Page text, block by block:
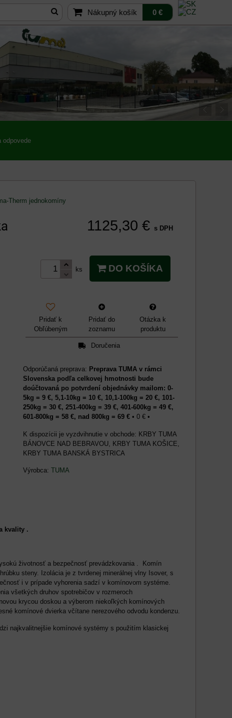
Nákupný košík 0 €
odpovede
Therm jednokomíny
1125,30 € s DPH
ks DO KOŠÍKA
Pridať k
Obľúbeným
Pridať do
zoznamu
Otázka k
produktu
Doručenia
Preprava TUMA v rámci
Slovenska podľa celkovej hmotnosti bude
doúčtovaná po potvrdení objednávky mailom: 0-
5kg = 9 €, 5,1-10kg = 10 €, 10,1-100kg = 20 €, 101-
250kg = 30 €, 251-400kg = 39 €, 401-600kg = 49 €,
601-800kg = 58 €, nad 800kg = 69 € • 0 € •
KRBY TUMA
BÁNOVCE NAD BEBRAVOU, KRBY TUMA KOŠICE,
KRBY TUMA BANSKÁ BYSTRICA
Výrobca: TUMA
kvality .
životnosť a bezpečnosť prevádzkovania . Komín
steny. Izolácia je z tvrdenej minerálnej vlny Isover, s
i v prípade vyhorenia sadzí v komínovom systéme.
všetkých druhov spotrebičov v rozmeroch
krycou doskou a výberom niekoľkých komínových
komínové dvierka včítane nerezového odvodu kondenzu.
najkvalitnejšie komínové systémy s použitím klasickej